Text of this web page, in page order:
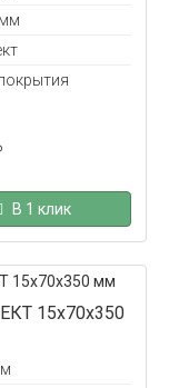
В 1 клик
15x70x350